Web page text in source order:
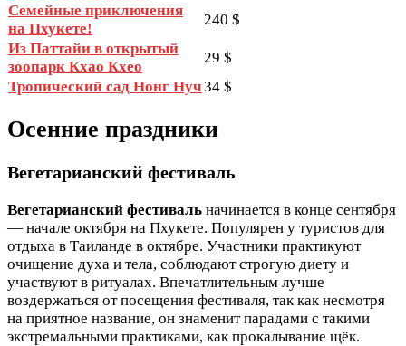
Семейные приключения
на Пхукете!
240 $
Из Паттайи в открытый
зоопарк Кхао Кхео
29 $
Тропический сад Нонг Нуч34 $
Осенние праздники
Вегетарианский фестиваль
Вегетарианский фестиваль начинается в конце сентября
— начале октября на Пхукете. Популярен у туристов для
отдыха в Таиланде в октябре. Участники практикуют
очищение духа и тела, соблюдают строгую диету и
участвуют в ритуалах. Впечатлительным лучше
воздержаться от посещения фестиваля, так как несмотря
на приятное название, он знаменит парадами с такими
экстремальными практиками, как прокалывание щёк.